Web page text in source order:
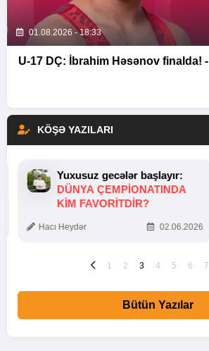
01.08.2026 - 18:33
U-17 DÇ: İbrahim Həsənov finalda! -
KÖŞƏ YAZILARI
Yuxusuz gecələr başlayır:
DÜNYA ÇEMPIONATINDA
KIM FAVORITDIR?
Hacı Heydər 02.06.2026
1 2 3 4 5 6 7
Bütün Yazılar